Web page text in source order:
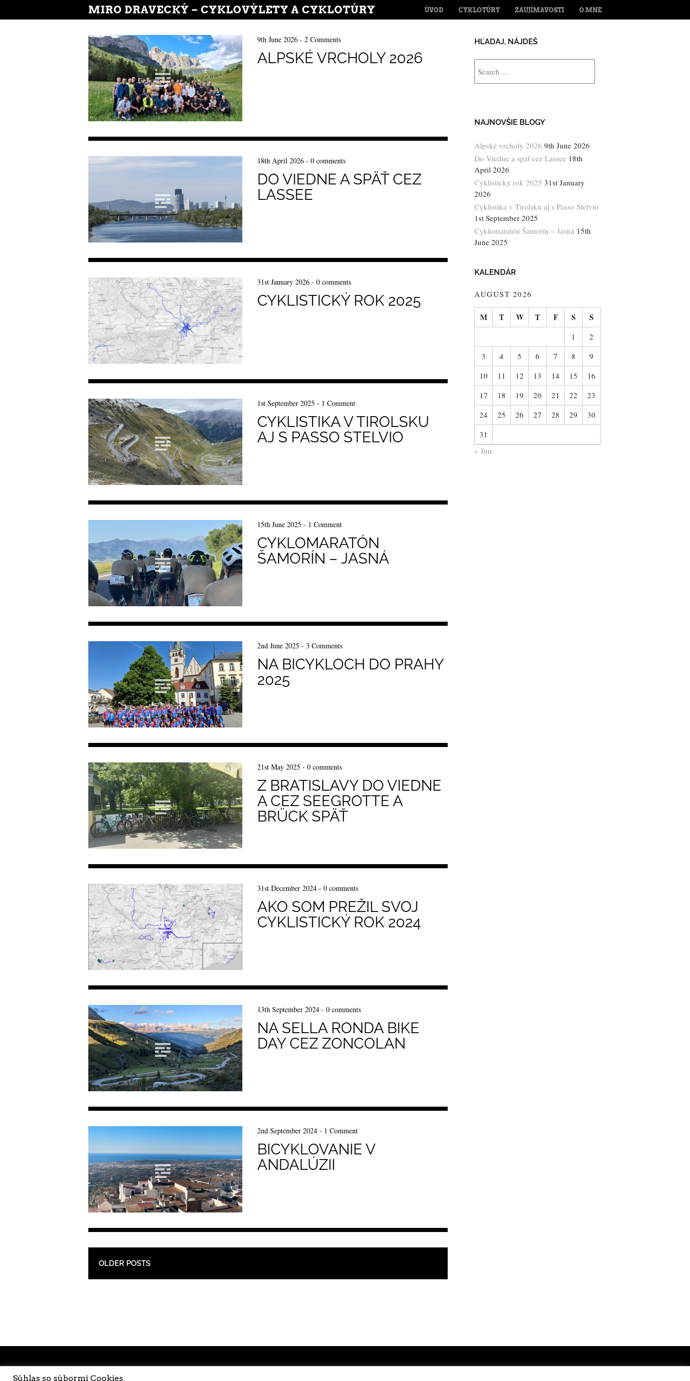
MIRO DRAVECKÝ – CYKLOVÝLETY A CYKLOTÚRY MENU
SKIP TO CONTENT
ÚVOD CYKLOTÚRY ZAUJÍMAVOSTI O MNE
9th June 2026 - 2 Comments
ALPSKÉ VRCHOLY 2026
18th April 2026 - 0 comments
DO VIEDNE A SPÄŤ CEZ
LASSEE
31st January 2026 - 0 comments
CYKLISTICKÝ ROK 2025
1st September 2025 - 1 Comment
CYKLISTIKA V TIROLSKU
AJ S PASSO STELVIO
15th June 2025 - 1 Comment
CYKLOMARATÓN
ŠAMORÍN – JASNÁ
2nd June 2025 - 3 Comments
NA BICYKLOCH DO PRAHY
2025
21st May 2025 - 0 comments
Z BRATISLAVY DO VIEDNE
A CEZ SEEGROTTE A
BRÜCK SPÄŤ
31st December 2024 - 0 comments
AKO SOM PREŽIL SVOJ
CYKLISTICKÝ ROK 2024
13th September 2024 - 0 comments
NA SELLA RONDA BIKE
DAY CEZ ZONCOLAN
2nd September 2024 - 1 Comment
BICYKLOVANIE V
ANDALÚZII
POST NAVIGATION
OLDER POSTS
HĽADAJ, NÁJDEŠ
NAJNOVŠIE BLOGY
Alpské vrcholy 2026 9th June 2026
Do Viedne a späť cez Lassee 18th
April 2026
Cyklistický rok 2025 31st January
2026
Cyklistika v Tirolsku aj s Passo Stelvio
1st September 2025
Cyklomaratón Šamorín – Jasná 15th
June 2025
KALENDÁR
AUGUST 2026
M T W T F S S
1
2
3
4 5 6 7 8
9
10
11 12 13 14 15
16
17
18 19 20 21 22
23
24
25 26 27 28 29
30
31
« Jun
Súhlas so súbormi Cookies